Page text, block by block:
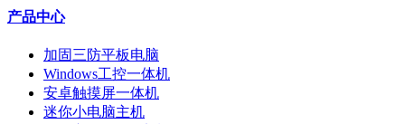
产品中心
加固三防平板电脑
Windows工控一体机
安卓触摸屏一体机
迷你小电脑主机